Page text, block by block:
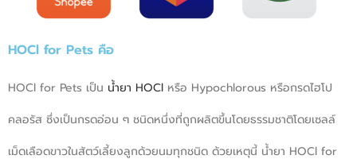
HOCl for Pets คือ
HOCl for Pets เป็น น้ำยา HOCl หรือ Hypochlorous หรือกรดไฮโป
คลอรัส ซึ่งเป็นกรดอ่อน ๆ ชนิดหนึ่งที่ถูกผลิตขึ้นโดยธรรมชาติโดยเซลล์
เม็ดเลือดขาวในสัตว์เลี้ยงลูกด้วยนมทุกชนิด ด้วยเหตุนี้ น้ำยา HOCl for